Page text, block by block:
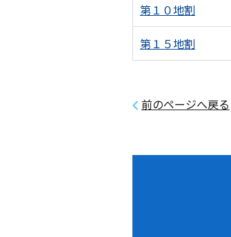
第１０地割
第１５地割
前のページへ戻る